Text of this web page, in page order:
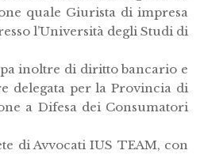
quale Giurista di impresa
l’Università degli Studi di
inoltre di diritto bancario e
delegata per la Provincia di
a Difesa dei Consumatori
di Avvocati IUS TEAM, con